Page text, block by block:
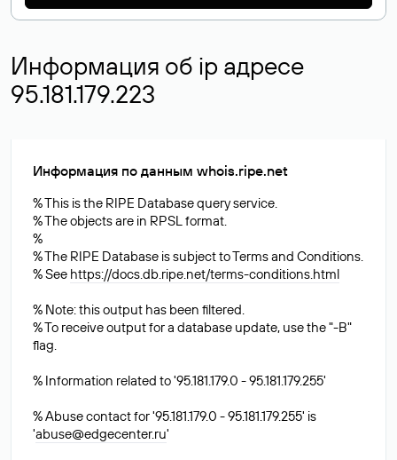
Информация об ip адресе
95.181.179.223
Информация по данным whois.ripe.net
% This is the RIPE Database query service.
% The objects are in RPSL format.
%
% The RIPE Database is subject to Terms and Conditions.
% See https://docs.db.ripe.net/terms-conditions.html
% Note: this output has been filtered.
% To receive output for a database update, use the "-B"
flag.
% Information related to '95.181.179.0 - 95.181.179.255'
% Abuse contact for '95.181.179.0 - 95.181.179.255' is
'abuse@edgecenter.ru'